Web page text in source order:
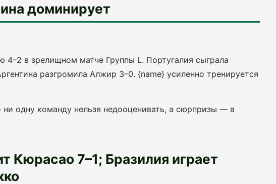
доминирует
4–2 в зрелищном матче Группы L. Португалия сыграла
разгромила Алжир 3–0. {name} усиленно тренируется
ни одну команду нельзя недооценивать, а сюрпризы — в
Кюрасао 7–1; Бразилия играет